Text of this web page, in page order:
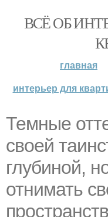
ВСЁ ОБ
главная
интерьер для
Темные
своей
глубиной,
отнимать